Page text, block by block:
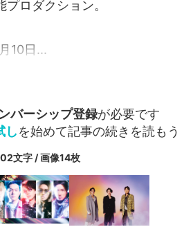
ロダクション。
10日...
バーシップ登録が必要です
しを始めて記事の続きを読もう
文字 / 画像14枚